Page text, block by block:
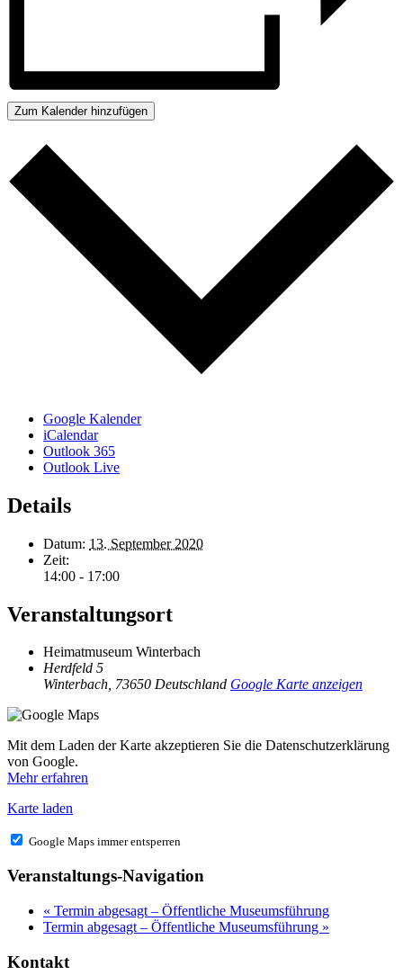
Zum Kalender hinzufügen
Google Kalender
iCalendar
Outlook 365
Outlook Live
Details
Datum: 13. September 2020
Zeit:
14:00 - 17:00
Veranstaltungsort
Heimatmuseum Winterbach
Herdfeld 5
Winterbach, 73650 Deutschland Google Karte anzeigen
Mit dem Laden der Karte akzeptieren Sie die Datenschutzerklärung
von Google.
Mehr erfahren
Karte laden
Google Maps immer entsperren
Veranstaltungs-Navigation
« Termin abgesagt – Öffentliche Museumsführung
Termin abgesagt – Öffentliche Museumsführung »
Kontakt